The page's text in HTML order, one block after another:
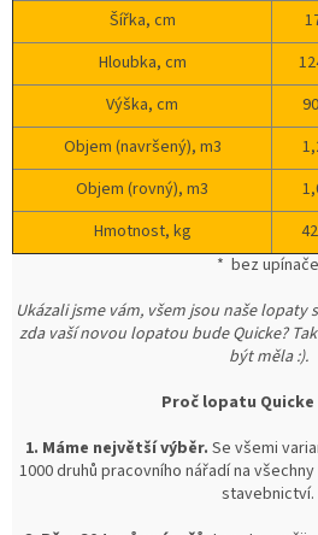
Šířka, cm
Hloubka, cm
Výška, cm
Objem (navršený), m3
Objem (rovný), m3
Hmotnost, kg
* bez upínače
Ukázali jsme vám, všem jsou naše lopaty
zda vaší novou lopatou bude Quicke?
být měla :).
Proč lopatu Quicke
1. Máme největší výběr. Se všemi
1000 druhů pracovního nářadí na
stavebnictví.